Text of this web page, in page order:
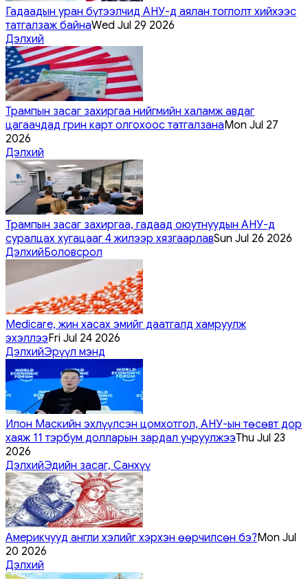
Гадаадын уран бүтээлчид АНУ-д аялан тоглолт хийхээс
татгалзаж байнаWed Jul 29 2026
Дэлхий
Трампын засаг захиргаа нийгмийн халамж авдаг
цагаачдад грин карт олгохоос татгалзанаMon Jul 27
2026
Дэлхий
Трампын засаг захиргаа, гадаад оюутнуудын АНУ-д
суралцах хугацааг 4 жилээр хязгаарлавSun Jul 26 2026
ДэлхийБоловсрол
Medicare, жин хасах эмийг даатгалд хамруулж
эхэллээFri Jul 24 2026
ДэлхийЭрүүл мэнд
Илон Маскийн эхлүүлсэн цомхотгол, АНУ-ын төсөвт дор
хаяж 11 тэрбум долларын зардал учруулжээThu Jul 23
2026
ДэлхийЭдийн засаг, Санхүү
Америкчууд англи хэлийг хэрхэн өөрчилсөн бэ?Mon Jul
20 2026
Дэлхий